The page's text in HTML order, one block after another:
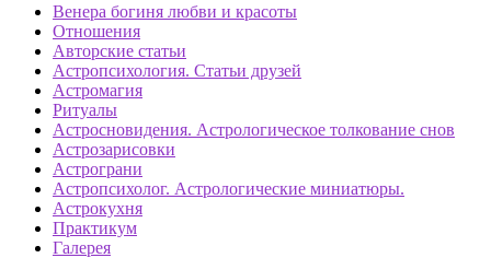
Венера богиня любви и красоты
Отношения
Авторские статьи
Астропсихология. Статьи друзей
Астромагия
Ритуалы
Астросновидения. Астрологическое толкование снов
Астрозарисовки
Астрограни
Астропсихолог. Астрологические миниатюры.
Астрокухня
Практикум
Галерея